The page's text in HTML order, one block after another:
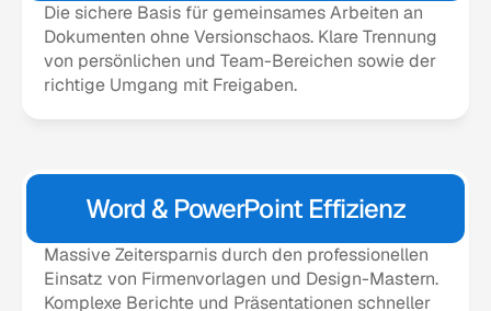
Die sichere Basis für gemeinsames Arbeiten an
Dokumenten ohne Versionschaos. Klare Trennung
von persönlichen und Team-Bereichen sowie der
richtige Umgang mit Freigaben.
Word & PowerPoint Effizienz
Massive Zeitersparnis durch den professionellen
Einsatz von Firmenvorlagen und Design-Mastern.
Komplexe Berichte und Präsentationen schneller